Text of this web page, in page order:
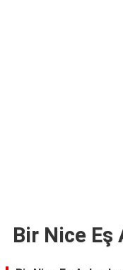
Bir Nice Eş